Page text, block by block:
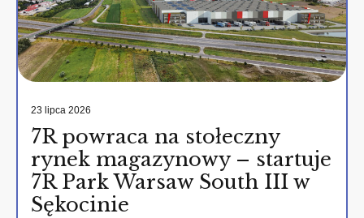
23 lipca 2026
7R powraca na stołeczny
rynek magazynowy – startuje
7R Park Warsaw South III w
Sękocinie